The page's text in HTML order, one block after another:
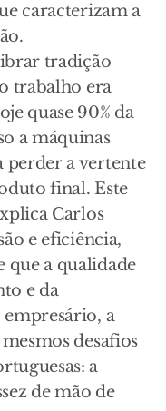
caracterizam a
tradição
trabalho era
quase 90% da
a máquinas
perder a vertente
final. Este
Carlos
e eficiência,
que a qualidade
e da
empresário, a
desafios
a
de mão de